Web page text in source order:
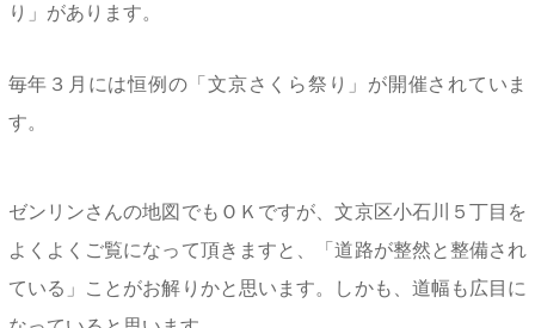
り」があります。
毎年３月には恒例の「文京さくら祭り」が開催されていま
す。
ゼンリンさんの地図でもＯＫですが、文京区小石川５丁目を
よくよくご覧になって頂きますと、「道路が整然と整備され
ている」ことがお解りかと思います。しかも、道幅も広目に